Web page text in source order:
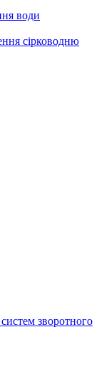
води
сірководню
зворотного